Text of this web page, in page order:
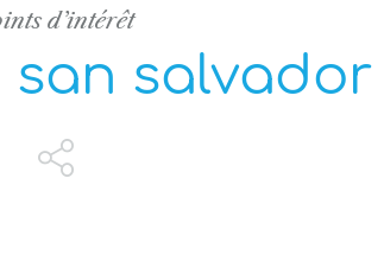
d’intérêt
salvador